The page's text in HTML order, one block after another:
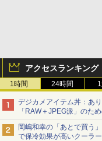
アクセスランキング
1時間 24時間
デジカメアイテム丼：あ
「RAW＋JPEG派」の
カメラデフォルトのJPEG
「Filmator」
岡嶋和幸の「あとで買う
で保冷効果が高いクーラ